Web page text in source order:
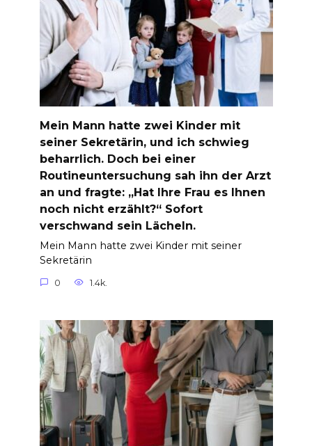
Mein Mann hatte zwei Kinder mit
seiner Sekretärin, und ich schwieg
beharrlich. Doch bei einer
Routineuntersuchung sah ihn der Arzt
an und fragte: „Hat Ihre Frau es Ihnen
noch nicht erzählt?“ Sofort
verschwand sein Lächeln.
Mein Mann hatte zwei Kinder mit seiner
Sekretärin
0 1.4k.